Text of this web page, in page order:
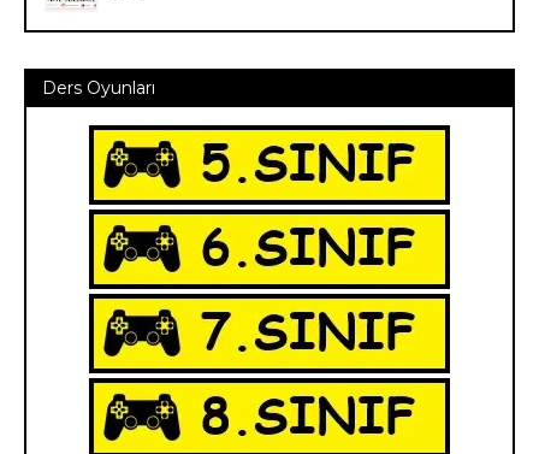
Ders Oyunları